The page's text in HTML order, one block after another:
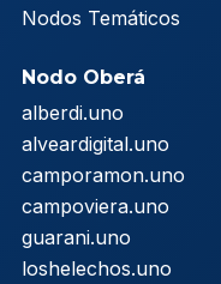
Nodos Temáticos
Nodo Oberá
alberdi.uno
alveardigital.uno
camporamon.uno
campoviera.uno
guarani.uno
loshelechos.uno